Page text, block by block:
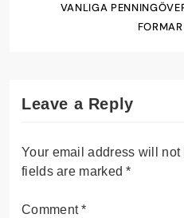
VANLIGA
Leave a Reply
Your email address will not
fields are marked*
Comment*